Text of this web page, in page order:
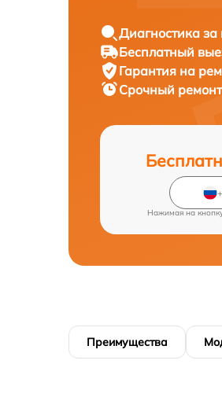
Диагностика
Бесплатный
Гарантия на
Срочный
Нажимая на
Преимущества